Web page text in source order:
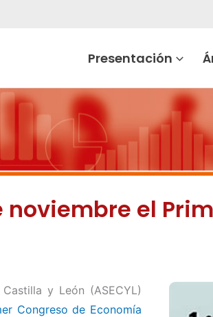
Presentación
el
y León (ASECYL)
Congreso de Economía